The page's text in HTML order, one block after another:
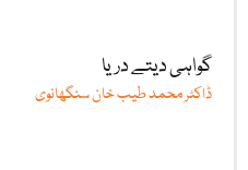
گواہی دیتے دریا
ڈاکٹر محمد طیب خان سنگھانوی